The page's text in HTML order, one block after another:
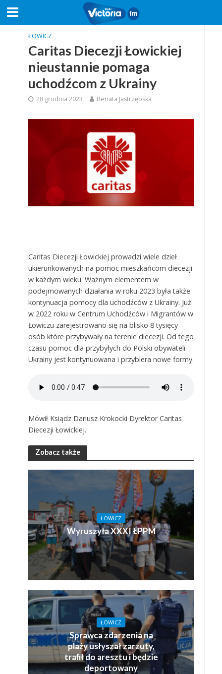
ŁOWICZ
Caritas Diecezji Łowickiej
nieustannie pomaga
uchodźcom z Ukrainy
28 grudnia 2023 Renata Jastrzębska
Caritas Diecezji Łowickiej prowadzi wiele dzieł
ukierunkowanych na pomoc mieszkańcom diecezji
w każdym wieku. Ważnym elementem w
podejmowanych działania w roku 2023 była także
kontynuacja pomocy dla uchodźców z Ukrainy. Już
w 2022 roku w Centrum Uchodźców i Migrantów w
Łowiczu zarejestrowano się na blisko 8 tysięcy
osób które przybywały na terenie diecezji. Od tego
czasu pomoc dla przybyłych do Polski obywateli
Ukrainy jest kontynuowana i przybiera nowe formy.
Mówił Ksiądz Dariusz Krokocki Dyrektor Caritas
Diecezji Łowickiej.
Zobacz także
ŁOWICZ
Wyruszyła XXXI ŁPPM
ŁOWICZ
Sprawca zdarzenia na
plaży usłyszał zarzuty,
trafił do aresztu i będzie
deportowany